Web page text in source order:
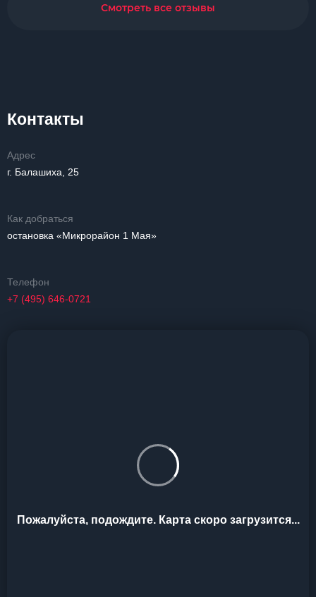
Смотреть все отзывы
Контакты
Адрес
г. Балашиха, 25
Как добраться
остановка «Микрорайон 1 Мая»
Телефон
+7 (495) 646-0721
Пожалуйста, подождите. Карта скоро загрузится...